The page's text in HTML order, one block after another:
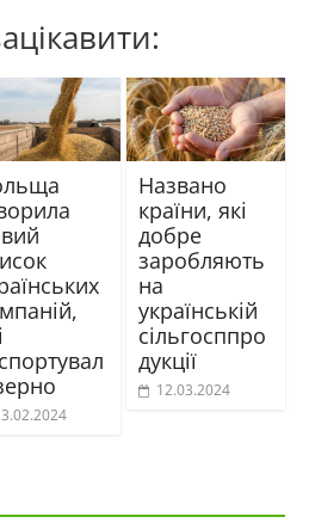
Названо
країни, які
добре
заробляють
на
українській
сільгосппро
дукції
12.03.2024